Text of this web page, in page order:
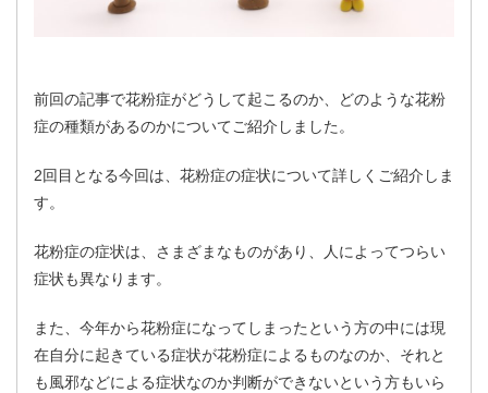
前回の記事で花粉症がどうして起こるのか、どのような花粉
症の種類があるのかについてご紹介しました。
2回目となる今回は、花粉症の症状について詳しくご紹介しま
す。
花粉症の症状は、さまざまなものがあり、人によってつらい
症状も異なります。
また、今年から花粉症になってしまったという方の中には現
在自分に起きている症状が花粉症によるものなのか、それと
も風邪などによる症状なのか判断ができないという方もいら